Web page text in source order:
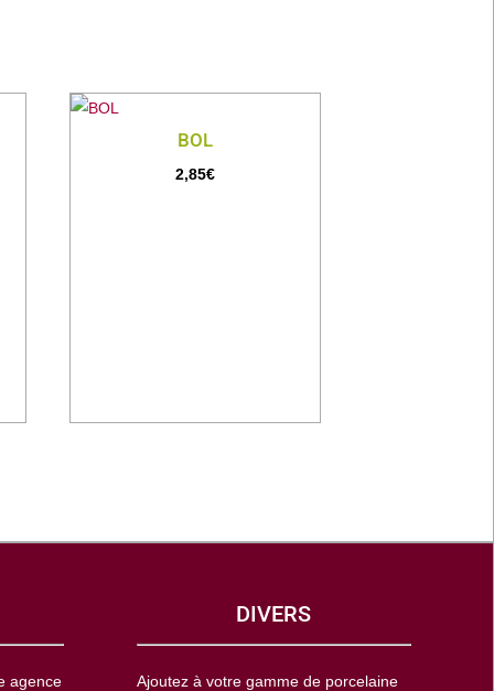
BOL
2,85€
agence
DIVERS
Ajoutez à votre gamme de porcelaine